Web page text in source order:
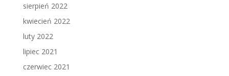
sierpień 2022
kwiecień 2022
luty 2022
lipiec 2021
czerwiec 2021